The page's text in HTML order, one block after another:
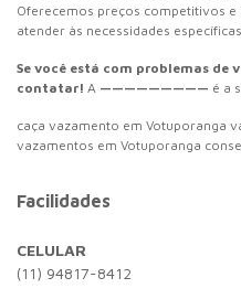
Oferecemos preços competitivos
atender às necessidades
Se você está com problemas de
contatar! A ————————— é a
caça vazamento em Votuporanga
vazamentos em Votuporanga
Facilidades
CELULAR
(11) 94817-8412